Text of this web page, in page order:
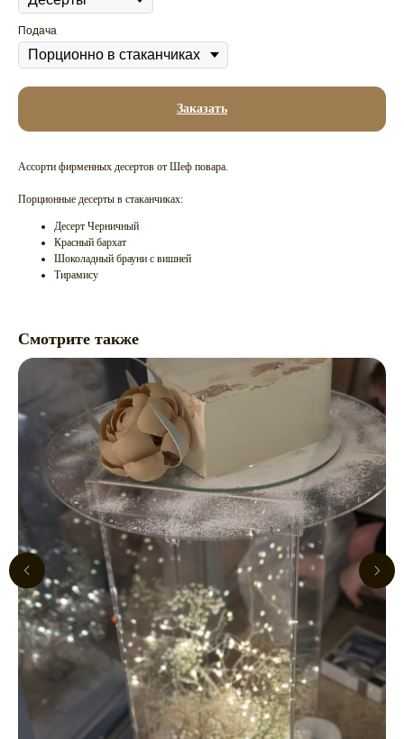
Подача
Заказать
Ассорти фирменных десертов от Шеф повара.
Порционные десерты в стаканчиках:
Десерт Черничный
Красный бархат
Шоколадный брауни с вишней
Тирамису
Смотрите также